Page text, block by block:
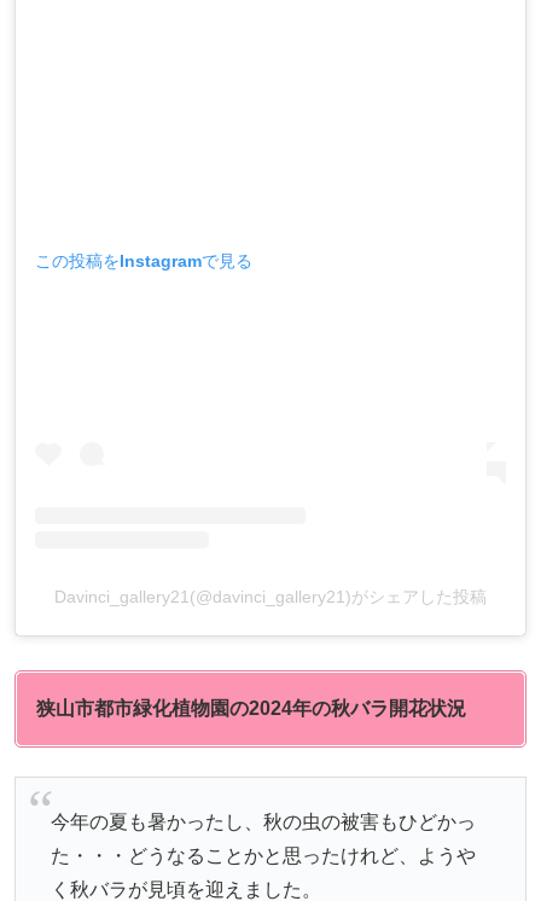
この投稿をInstagramで見る
Davinci_gallery21(@davinci_gallery21)がシェアした投稿
狭山市都市緑化植物園の2024年の秋バラ開花状況
今年の夏も暑かったし、秋の虫の被害もひどかっ
た・・・どうなることかと思ったけれど、ようや
く秋バラが見頃を迎えました。